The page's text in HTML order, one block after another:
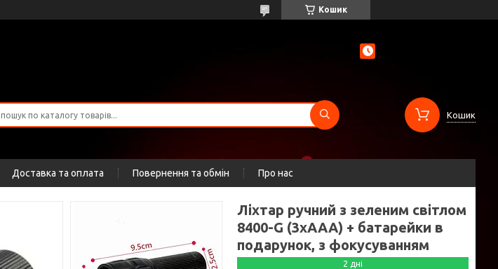
Кошик
Кошик
Доставка та оплата Повернення та обмін Про нас
Ліхтар ручний з зеленим світлом
8400-G (3xAAA) + батарейки в
подарунок, з фокусуванням
2 дні